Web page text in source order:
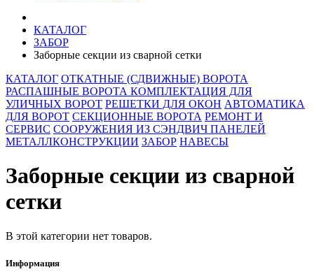
КАТАЛОГ
ЗАБОР
Заборные секции из сварной сетки
КАТАЛОГ ОТКАТНЫЕ (СДВИЖНЫЕ) ВОРОТА
РАСПАШНЫЕ ВОРОТА КОМПЛЕКТАЦИЯ ДЛЯ
УЛИЧНЫХ ВОРОТ РЕШЕТКИ ДЛЯ ОКОН АВТОМАТИКА
ДЛЯ ВОРОТ СЕКЦИОННЫЕ ВОРОТА РЕМОНТ И
СЕРВИС СООРУЖЕНИЯ ИЗ СЭНДВИЧ ПАНЕЛЕЙ
МЕТАЛЛКОНСТРУКЦИИ ЗАБОР НАВЕСЫ
Заборные секции из сварной
сетки
В этой категории нет товаров.
Информация